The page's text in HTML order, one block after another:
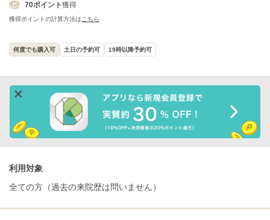
70ポイント獲得
獲得ポイントの計算方法はこちら
何度でも購入可 土日の予約可 19時以降予約可
利用対象
全ての方（過去の来院歴は問いません）